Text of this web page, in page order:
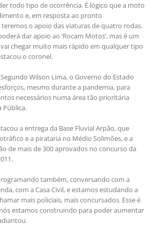
todo tipo de ocorrência. É lógico que a moto
e, em resposta ao pronto
o apoio das viaturas de quatro rodas.
dar apoio ao ‘Rocam Motos’, mas é um
chegar muito mais rápido em qualquer tipo
o coronel.
Wilson Lima, o Governo do Estado
mesmo durante a pandemia, para
necessários numa área tão prioritária
Pública.
a entrega da Base Fluvial Arpão, que
e a pirataria no Médio Solimões, e a
de mais de 300 aprovados no concurso da
também, conversando com a
com a Casa Civil, e estamos estudando a
mais policiais, mais concursados. Esse é
estamos construindo para poder aumentar